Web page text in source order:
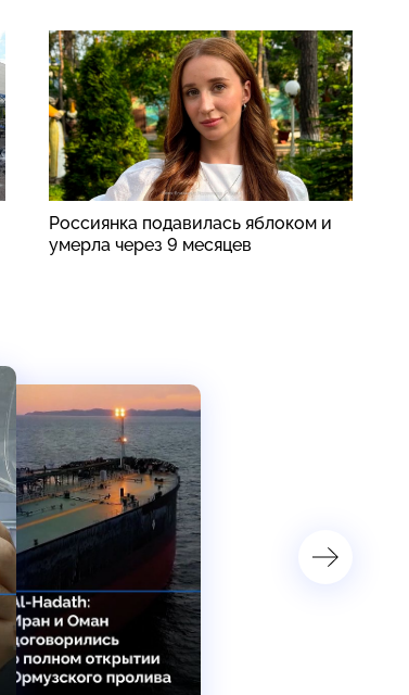
Россиянка подавилась яблоком и
умерла через 9 месяцев